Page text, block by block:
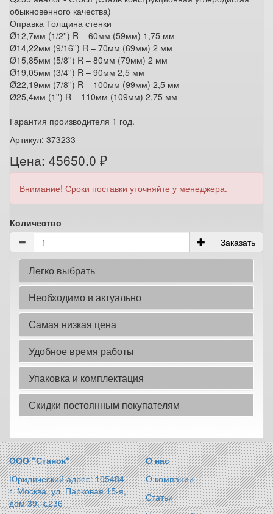
обыкновенного качества)
Оправка Толщина стенки
Ø12,7мм (1/2'') R – 60мм (59мм) 1,75 мм
Ø14,22мм (9/16'') R – 70мм (69мм) 2 мм
Ø15,85мм (5/8'') R – 80мм (79мм) 2 мм
Ø19,05мм (3/4'') R – 90мм 2,5 мм
Ø22,19мм (7/8'') R – 100мм (99мм) 2,5 мм
Ø25,4мм (1'') R – 110мм (109мм) 2,75 мм
Гарантия производителя 1 год.
Артикул: 373233
Цена: 45650.0 ₽
Внимание! Сроки поставки уточняйте у менеджера.
Количество
Заказать
Легко выбрать
Необходимо и актуально
Самая низкая цена
Удобное время работы
Упаковка и комплектация
Скидки постоянным покупателям
ООО “Станок“
Юридический адрес: 105484,
г. Москва, ул. Парковая 15-я,
дом 39, к.236
О нас
О компании
Статьи